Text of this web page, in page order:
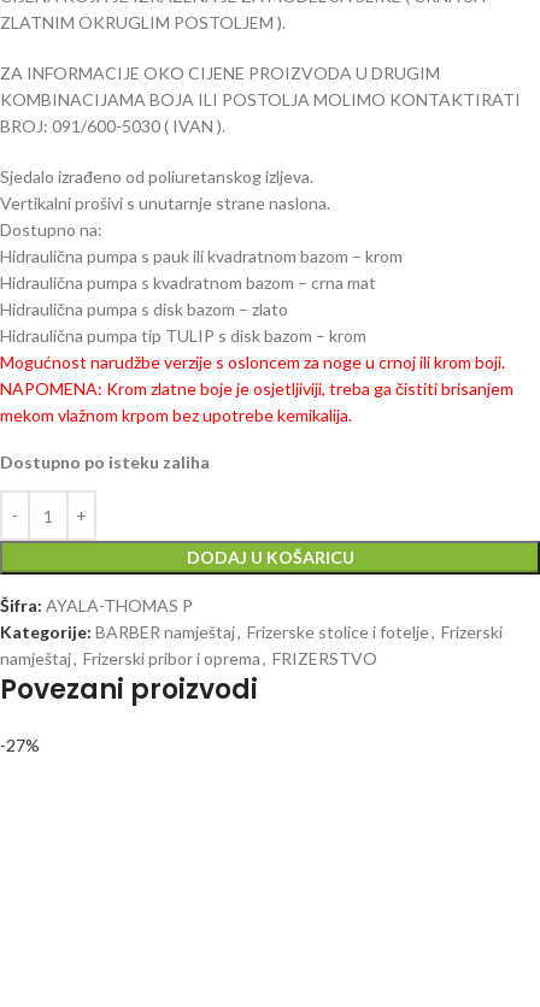
ZLATNIM OKRUGLIM POSTOLJEM ).
ZA INFORMACIJE OKO CIJENE PROIZVODA U DRUGIM
KOMBINACIJAMA BOJA ILI POSTOLJA MOLIMO KONTAKTIRATI
BROJ: 091/600-5030 ( IVAN ).
Sjedalo izrađeno od poliuretanskog izljeva.
Vertikalni prošivi s unutarnje strane naslona.
Dostupno na:
Hidraulična pumpa s pauk ili kvadratnom bazom – krom
Hidraulična pumpa s kvadratnom bazom – crna mat
Hidraulična pumpa s disk bazom – zlato
Hidraulična pumpa tip TULIP s disk bazom – krom
Mogućnost narudžbe verzije s osloncem za noge u crnoj ili krom boji.
NAPOMENA: Krom zlatne boje je osjetljiviji, treba ga čistiti brisanjem
mekom vlažnom krpom bez upotrebe kemikalija.
Dostupno po isteku zaliha
DODAJ U KOŠARICU
Šifra: AYALA-THOMAS P
Kategorije: BARBER namještaj, Frizerske stolice i fotelje, Frizerski
namještaj, Frizerski pribor i oprema, FRIZERSTVO
Povezani proizvodi
-27%